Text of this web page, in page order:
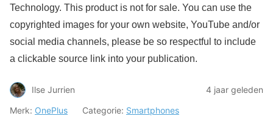
Technology. This product is not for sale. You can use the
copyrighted images for your own website, YouTube and/or
social media channels, please be so respectful to include
a clickable source link into your publication.
Ilse Jurrien
4 jaar geleden
Merk: OnePlus Categorie: Smartphones